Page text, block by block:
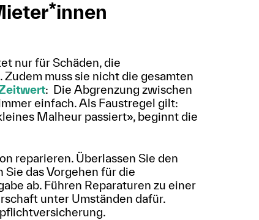
nur für Schäden, die
Zudem muss sie nicht die gesamten
: Die Abgrenzung zwischen
einfach. Als Faustregel gilt:
Malheur passiert», beginnt die
reparieren. Überlassen Sie den
das Vorgehen für die
ab. Führen Reparaturen zu einer
unter Umständen dafür.